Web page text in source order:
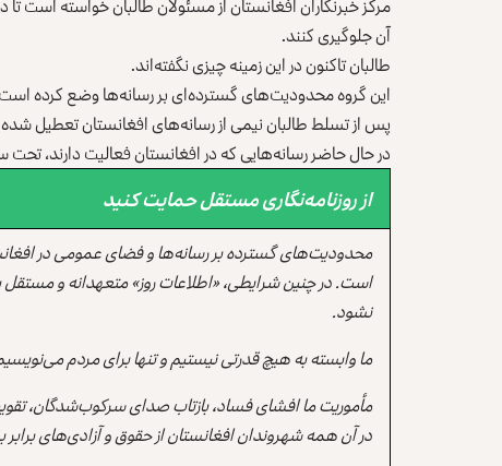
آن جلوگیری کنند.
طالبان تاکنون در این زمینه چیزی نگفته‌اند.
این گروه محدودیت‌های گسترده‌ای بر رسانه‌ها وضع کرده
پس از تسلط طالبان نیمی از رسانه‌های افغانستان تعطیل شده
در حال حاضر رسانه‌هایی که در افغانستان فعالیت دارند،
از روزنامه‌نگاری مستقل حمایت کنید
محدودیت‌های گسترده بر رسانه‌ها و فضای عمومی در
است. در چنین شرایطی، «اطلاعات روز» متعهدانه و
نشود.
ما وابسته به هیچ قدرتی نیستیم و تنها برای مردم
مأموریت ما افشای فساد، بازتاب صدای سرکوب‌شدگان،
در آن همه شهروندان افغانستان از حقوق و آزادی‌های برابر